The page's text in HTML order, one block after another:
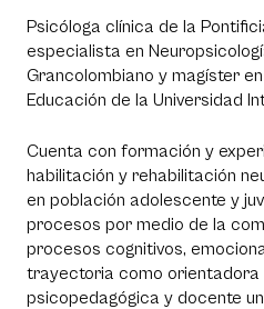
Psicóloga clínica de la
especialista en
Grancolombiano y magíster
Educación de la Universidad
Cuenta con formación y
habilitación y rehabilitación
en población adolescente y
procesos por medio de la
procesos cognitivos,
trayectoria como orientadora
psicopedagógica y docente